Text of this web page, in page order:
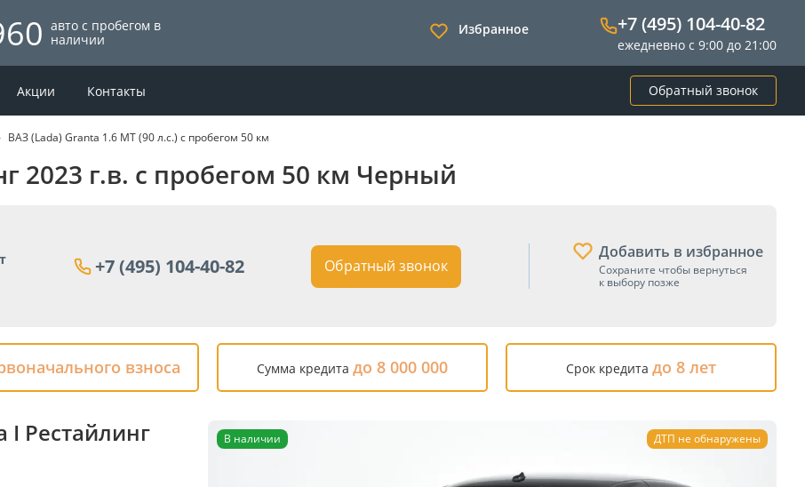
авто с пробегом в
наличии
Избранное +7 (495) 104-40-82
ежедневно с 9:00 до 21:00
Акции Контакты Обратный звонок
ВАЗ (Lada) Granta 1.6 MT (90 л.с.) с пробегом 50 км
2023 г.в. с пробегом 50 км Черный
+7 (495) 104-40-82 Обратный звонок
Добавить в избранное
Сохраните чтобы вернуться
к выбору позже
взноса Сумма кредита до 8 000 000 Срок кредита до 8 лет
I Рестайлинг
В наличии ДТП не обнаружены